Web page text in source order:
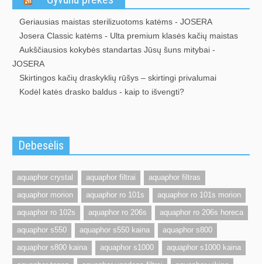
Geriausias maistas sterilizuotoms katėms - JOSERA
Josera Classic katėms - Ulta premium klasės kačių maistas
Aukščiausios kokybės standartas Jūsų šuns mitybai -
JOSERA
Skirtingos kačių draskyklių rūšys – skirtingi privalumai
Kodėl katės drasko baldus - kaip to išvengti?
Debesėlis
aquaphor crystal aquaphor filtrai
aquaphor filtras
aquaphor morion
aquaphor ro 101s
aquaphor ro 101s morion
aquaphor ro 102s
aquaphor ro 206s
aquaphor ro 206s horeca
aquaphor s550
aquaphor s550 kaina
aquaphor s800
aquaphor s800 kaina
aquaphor s1000
aquaphor s1000 kaina